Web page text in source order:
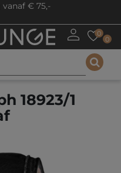
€ 75,-
0
0
18923/1